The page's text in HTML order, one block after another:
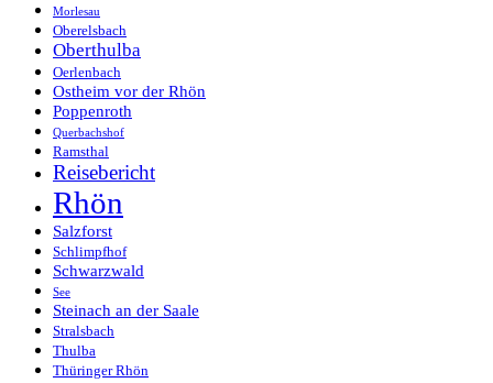
Morlesau
Oberelsbach
Oberthulba
Oerlenbach
Ostheim vor der Rhön
Poppenroth
Querbachshof
Ramsthal
Reisebericht
Rhön
Salzforst
Schlimpfhof
Schwarzwald
See
Steinach an der Saale
Stralsbach
Thulba
Thüringer Rhön